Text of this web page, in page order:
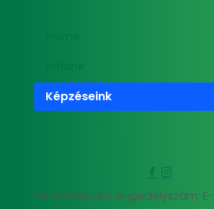
Képzéseink
Felnőttképzési engedélyszám: E-